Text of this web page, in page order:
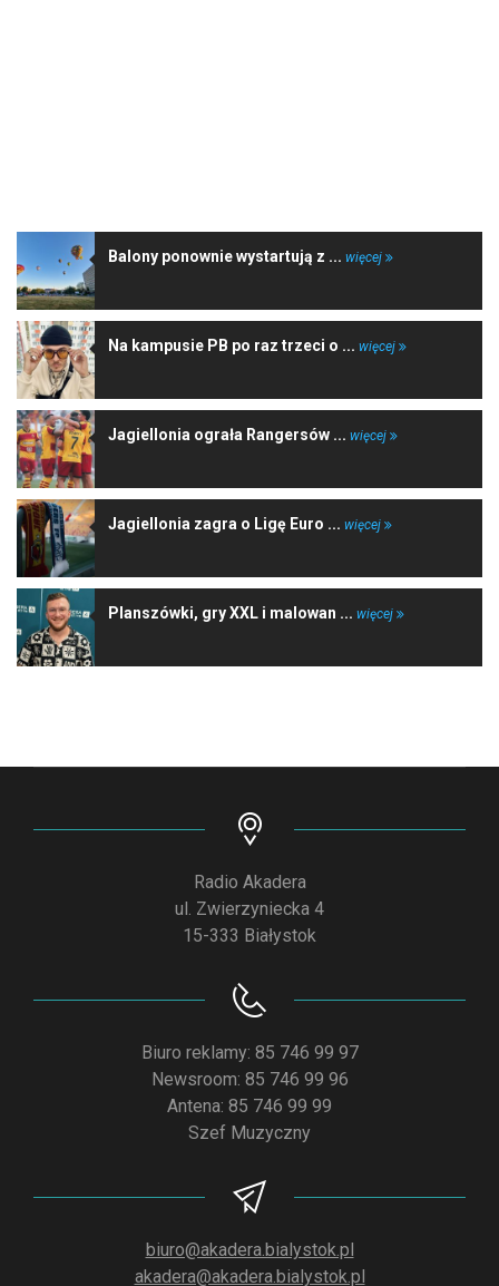
Balony ponownie wystartują z ... więcej
Na kampusie PB po raz trzeci o ... więcej
Jagiellonia ograła Rangersów ... więcej
Jagiellonia zagra o Ligę Euro ... więcej
Planszówki, gry XXL i malowan ... więcej
Radio Akadera
ul. Zwierzyniecka 4
15-333 Białystok
Biuro reklamy: 85 746 99 97
Newsroom: 85 746 99 96
Antena: 85 746 99 99
Szef Muzyczny
biuro@akadera.bialystok.pl
akadera@akadera.bialystok.pl